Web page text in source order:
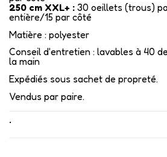
250 cm XXL+ : 30 oeillets (trous)
entière/15 par côté
Matière : polyester
Conseil d'entretien : lavables à 40
la main
Expédiés sous sachet de propreté.
Vendus par paire.
•